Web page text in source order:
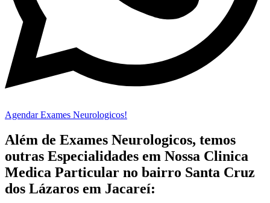
Agendar Exames Neurologicos!
Além de Exames Neurologicos, temos
outras Especialidades em Nossa Clinica
Medica Particular no bairro Santa Cruz
dos Lázaros em Jacareí: